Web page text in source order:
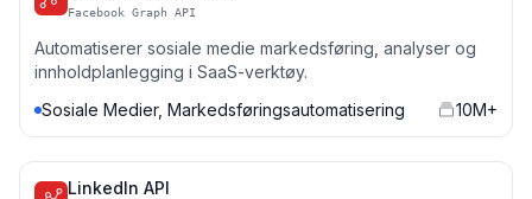
Facebook Graph API
Automatiserer sosiale medie markedsføring, analyser og
innholdplanlegging i SaaS-verktøy.
Sosiale Medier, Markedsføringsautomatisering
10M+
LinkedIn API